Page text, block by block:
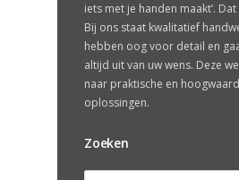
iets met je handen maakt’.
Bij ons staat kwalitatief
hebben oog voor detail en
altijd uit van uw wens. Deze
naar praktische en
oplossingen.
Zoeken